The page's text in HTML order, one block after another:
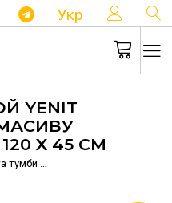
Укр
YENIT
X 45 СМ
тумби